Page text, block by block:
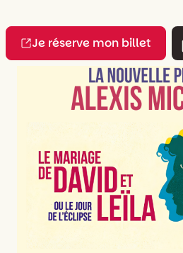
Je réserve mon billet